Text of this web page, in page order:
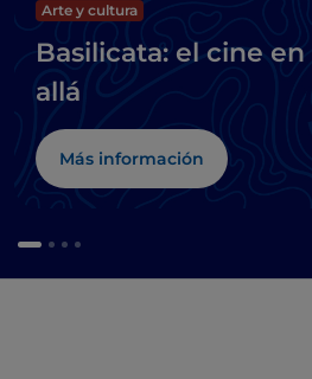
Arte y cultura
Basilicata: el cine
allá
Más información